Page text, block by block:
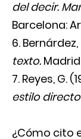
del decir.
Barcelona:
Bernárdez,
texto.
Reyes, G.
estilo
¿Cómo cito